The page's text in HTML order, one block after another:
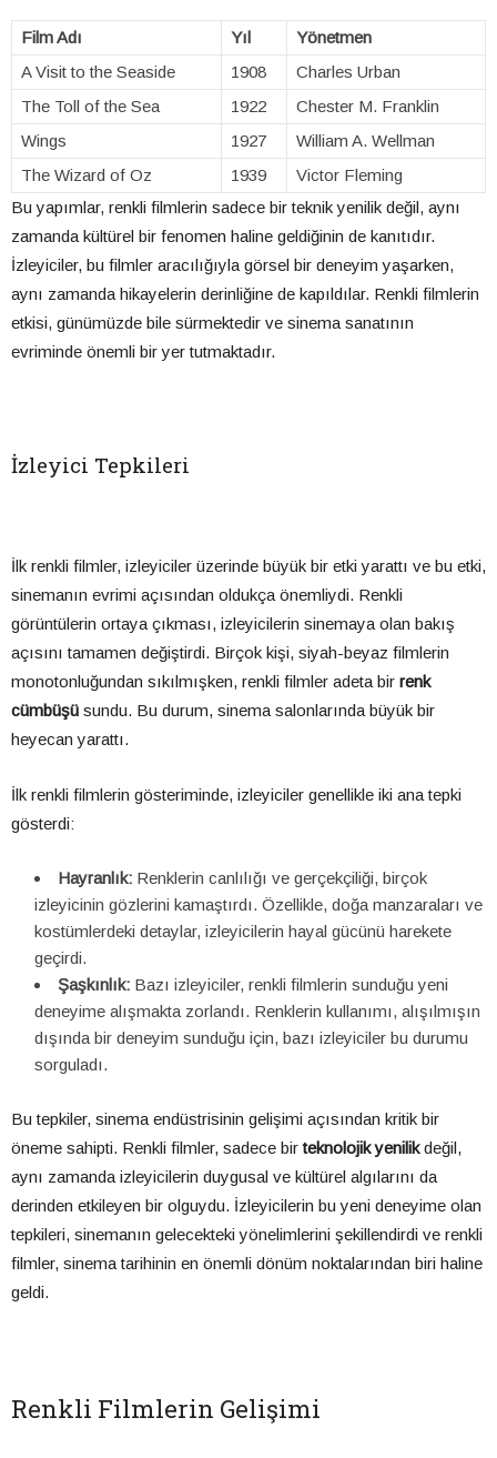
Film Adı Yıl
Yönetmen
A Visit to the Seaside
1908
Charles Urban
The Toll of the Sea
1922
Chester M. Franklin
Wings
1927
William A. Wellman
The Wizard of Oz
1939
Victor Fleming
Bu yapımlar, renkli filmlerin sadece bir teknik yenilik değil, aynı
zamanda kültürel bir fenomen haline geldiğinin de kanıtıdır.
İzleyiciler, bu filmler aracılığıyla görsel bir deneyim yaşarken,
aynı zamanda hikayelerin derinliğine de kapıldılar. Renkli filmlerin
etkisi, günümüzde bile sürmektedir ve sinema sanatının
evriminde önemli bir yer tutmaktadır.
İzleyici Tepkileri
İlk renkli filmler, izleyiciler üzerinde büyük bir etki yarattı ve bu etki,
sinemanın evrimi açısından oldukça önemliydi. Renkli
görüntülerin ortaya çıkması, izleyicilerin sinemaya olan bakış
açısını tamamen değiştirdi. Birçok kişi, siyah-beyaz filmlerin
monotonluğundan sıkılmışken, renkli filmler adeta bir renk
cümbüşü sundu. Bu durum, sinema salonlarında büyük bir
heyecan yarattı.
İlk renkli filmlerin gösteriminde, izleyiciler genellikle iki ana tepki
gösterdi:
Hayranlık: Renklerin canlılığı ve gerçekçiliği, birçok
izleyicinin gözlerini kamaştırdı. Özellikle, doğa manzaraları ve
kostümlerdeki detaylar, izleyicilerin hayal gücünü harekete
geçirdi.
Şaşkınlık: Bazı izleyiciler, renkli filmlerin sunduğu yeni
deneyime alışmakta zorlandı. Renklerin kullanımı, alışılmışın
dışında bir deneyim sunduğu için, bazı izleyiciler bu durumu
sorguladı.
Bu tepkiler, sinema endüstrisinin gelişimi açısından kritik bir
öneme sahipti. Renkli filmler, sadece birteknolojik yenilikdeğil,
aynı zamanda izleyicilerin duygusal ve kültürel algılarını da
derinden etkileyen bir olguydu. İzleyicilerin bu yeni deneyime olan
tepkileri, sinemanın gelecekteki yönelimlerini şekillendirdi ve renkli
filmler, sinema tarihinin en önemli dönüm noktalarından biri haline
geldi.
Renkli Filmlerin Gelişimi